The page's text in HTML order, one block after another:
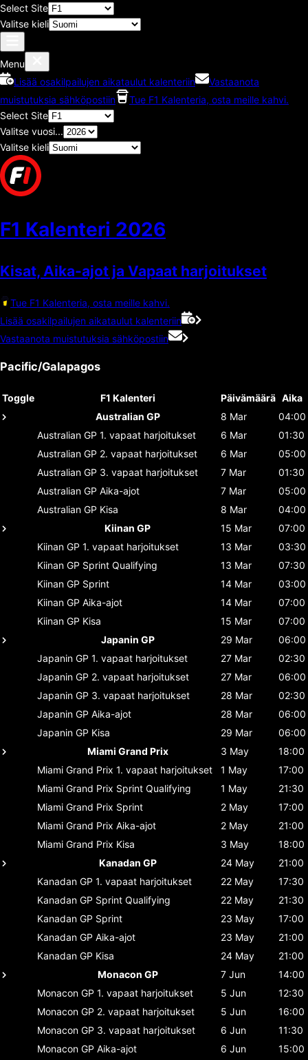
Select Site
Valitse kieli
Menu
Lisää osakilpailujen aikataulut kalenteriin
Vastaanota
muistutuksia sähköpostiin
Tue F1 Kalenteria, osta meille kahvi.
Select Site
Valitse vuosi...
Valitse kieli
F1 Kalenteri 2026
Kisat, Aika-ajot ja Vapaat harjoitukset
Tue F1 Kalenteria, osta meille kahvi.
Lisää osakilpailujen aikataulut kalenteriin
Vastaanota muistutuksia sähköpostiin
Pacific/Galapagos
Toggle F1 Kalenteri Päivämäärä Aika
Australian GP
8 Mar
04:00
Australian GP 1. vapaat harjoitukset 6 Mar
01:30
Australian GP 2. vapaat harjoitukset 6 Mar
05:00
Australian GP 3. vapaat harjoitukset 7 Mar
01:30
Australian GP Aika-ajot 7 Mar
05:00
Australian GP Kisa 8 Mar
04:00
Kiinan GP
15 Mar
07:00
Kiinan GP 1. vapaat harjoitukset 13 Mar
03:30
Kiinan GP Sprint Qualifying 13 Mar
07:30
Kiinan GP Sprint 14 Mar
03:00
Kiinan GP Aika-ajot 14 Mar
07:00
Kiinan GP Kisa 15 Mar
07:00
Japanin GP
29 Mar
06:00
Japanin GP 1. vapaat harjoitukset 27 Mar
02:30
Japanin GP 2. vapaat harjoitukset 27 Mar
06:00
Japanin GP 3. vapaat harjoitukset 28 Mar
02:30
Japanin GP Aika-ajot 28 Mar
06:00
Japanin GP Kisa 29 Mar
06:00
Miami Grand Prix
3 May
18:00
Miami Grand Prix 1. vapaat harjoitukset 1 May
17:00
Miami Grand Prix Sprint Qualifying 1 May
21:30
Miami Grand Prix Sprint 2 May
17:00
Miami Grand Prix Aika-ajot 2 May
21:00
Miami Grand Prix Kisa 3 May
18:00
Kanadan GP
24 May
21:00
Kanadan GP 1. vapaat harjoitukset 22 May
17:30
Kanadan GP Sprint Qualifying 22 May
21:30
Kanadan GP Sprint 23 May
17:00
Kanadan GP Aika-ajot 23 May
21:00
Kanadan GP Kisa 24 May
21:00
Monacon GP
7 Jun
14:00
Monacon GP 1. vapaat harjoitukset 5 Jun
12:30
Monacon GP 2. vapaat harjoitukset 5 Jun
16:00
Monacon GP 3. vapaat harjoitukset 6 Jun
11:30
Monacon GP Aika-ajot 6 Jun
15:00